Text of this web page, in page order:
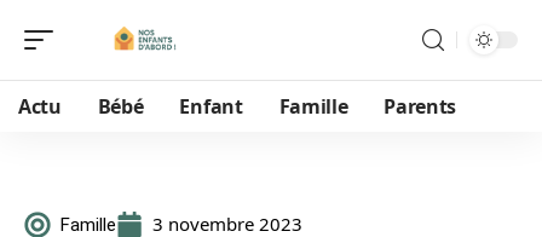
Actu Bébé Enfant Famille Parents
Famille 3 novembre 2023